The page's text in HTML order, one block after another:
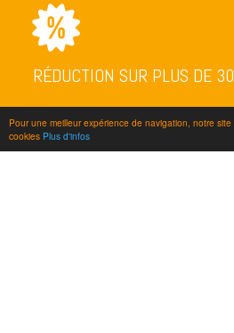
Pour une meilleur expérience de navigation, notre site
cookies Plus d'infos
RÉDUCTION SUR PLUS DE